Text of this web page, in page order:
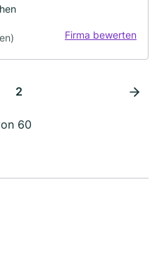
Firma bewerten
2
60